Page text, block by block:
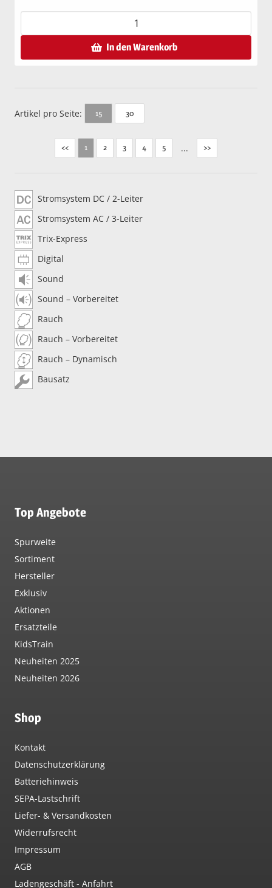
In den Warenkorb
Artikel pro Seite: 15 30
<< 1 2 3 4 5 ... >>
Stromsystem DC / 2-Leiter
Stromsystem AC / 3-Leiter
Trix-Express
Digital
Sound
Sound – Vorbereitet
Rauch
Rauch – Vorbereitet
Rauch – Dynamisch
Bausatz
Top Angebote
Spurweite
Sortiment
Hersteller
Exklusiv
Aktionen
Ersatzteile
KidsTrain
Neuheiten 2025
Neuheiten 2026
Shop
Kontakt
Datenschutzerklärung
Batteriehinweis
SEPA-Lastschrift
Liefer- & Versandkosten
Widerrufsrecht
Impressum
AGB
Ladengeschäft - Anfahrt